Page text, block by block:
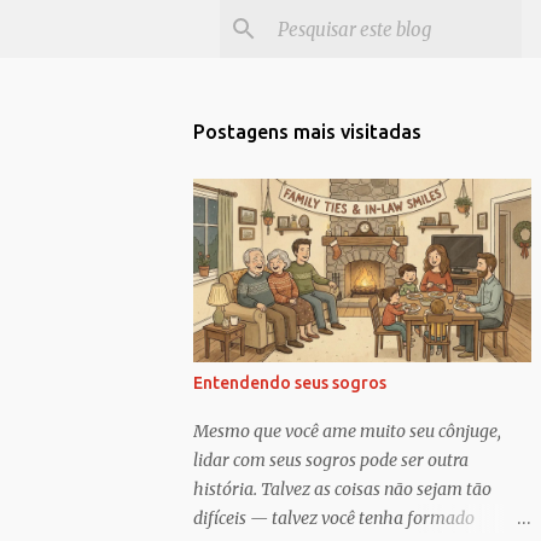
Postagens mais visitadas
Entendendo seus sogros
Mesmo que você ame muito seu cônjuge,
lidar com seus sogros pode ser outra
história. Talvez as coisas não sejam tão
difíceis — talvez você tenha formado